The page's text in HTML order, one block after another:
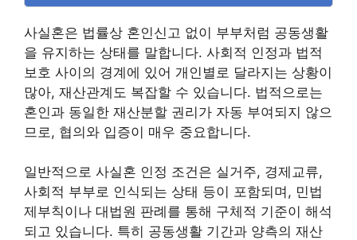
사실혼은 법률상 혼인신고 없이 부부처럼 공동생활
을 유지하는 상태를 말합니다. 사회적 인정과 법적
보호 사이의 경계에 있어 개인별로 달라지는 상황이
많아, 재산관계도 복잡할 수 있습니다. 법적으로는
혼인과 동일한 재산분할 권리가 자동 부여되지 않으
므로, 협의와 입증이 매우 중요합니다.
일반적으로 사실혼 인정 조건은 실거주, 경제교류,
사회적 부부로 인식되는 상태 등이 포함되며, 민법
제부칙이나 대법원 판례를 통해 구체적 기준이 해석
되고 있습니다. 특히 공동생활 기간과 양측의 재산